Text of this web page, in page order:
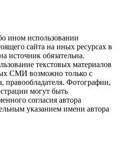
ином использовании
сайта на иных ресурсах в
источник обязательна.
текстовых материалов
СМИ возможно только с
правообладателя. Фотографии,
могут быть
согласия автора
указанием имени автора